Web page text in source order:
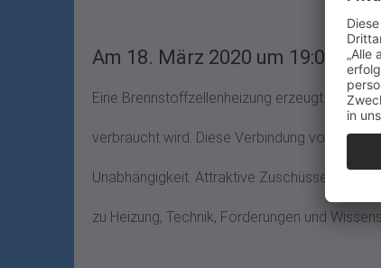
Am 18. März 2020 um 19:00 Uhr
Eine Brennstoffzellenheizung erzeugt nicht
verbraucht wird. Diese Verbindung von
Unabhängigkeit. Attraktive Zuschüsse vom
zu Heizung, Technik, Förderungen und